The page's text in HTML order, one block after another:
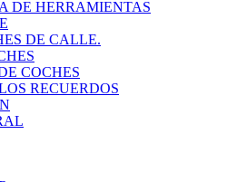
DE HERRAMIENTAS
DE CALLE.
COCHES
RECUERDOS